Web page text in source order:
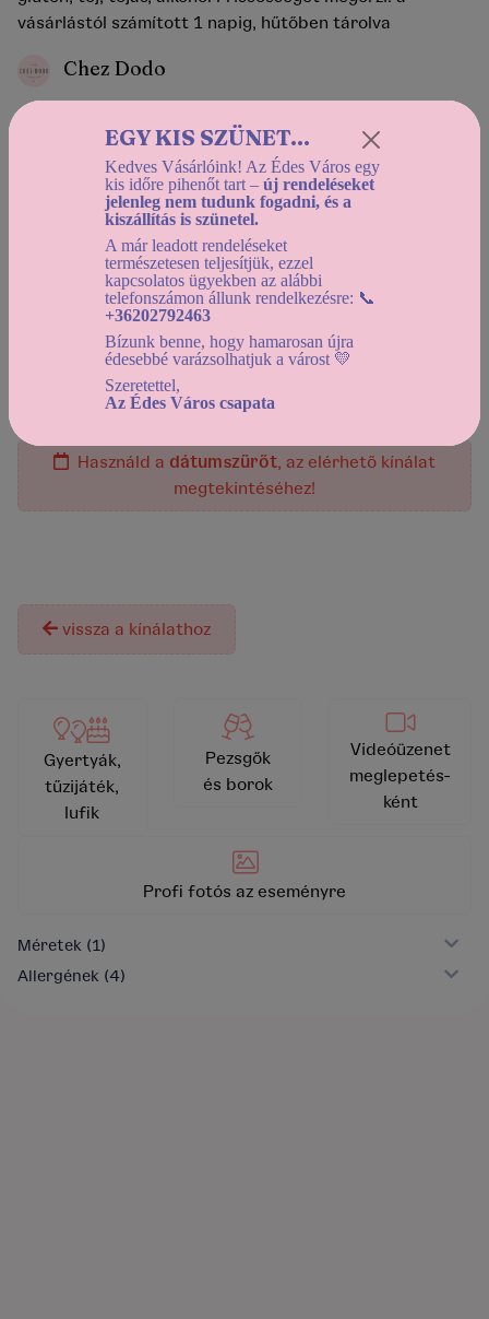
vásárlástól számított 1 napig, hűtőben tárolva
Chez Dodo
hűségpontot kapsz a termék megvásárlása után, ha
törzsvásárlóvagy!
Helyszíni átvétel:
Holnapután (2026-08-11) 12:30-tól
Házhozszállítás:
Használd a dátumszűrőt, az elérhető kínálat
megtekintéséhez!
vissza a kínálathoz
Gyertyák,
tűzijáték,
lufik
Pezsgők
és borok
Videóüzenet
meglepetés-
ként
Profi fotós az eseményre
Méretek (1)
Allergének (4)
EGY KIS SZÜNET...
Kedves Vásárlóink! Az Édes Város egy
kis időre pihenőt tart – új rendeléseket
jelenleg nem tudunk fogadni, és a
kiszállítás is szünetel.
A már leadott rendeléseket
természetesen teljesítjük, ezzel
kapcsolatos ügyekben az alábbi
telefonszámon állunk rendelkezésre: 📞
+36202792463
Bízunk benne, hogy hamarosan újra
édesebbé varázsolhatjuk a várost 💛
Szeretettel,
Az Édes Város csapata